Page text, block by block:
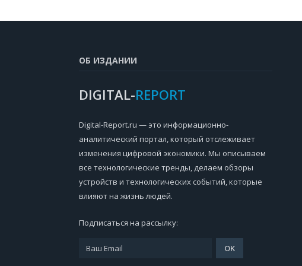
ОБ ИЗДАНИИ
DIGITAL-REPORT
Digital-Report.ru — это информационно-
аналитический портал, который отслеживает
изменения цифровой экономики. Мы описываем
все технологические тренды, делаем обзоры
устройств и технологических событий, которые
влияют на жизнь людей.
Подписаться на рассылку: